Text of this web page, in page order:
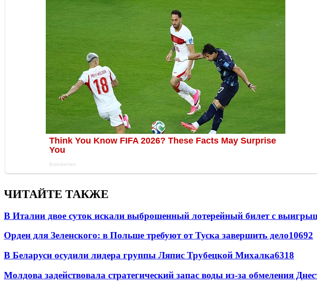
ЧИТАЙТЕ ТАКЖЕ
В Италии двое суток искали выброшенный лотерейный билет с
Орден для Зеленского: в Польше требуют от Туска завершить дело10692
В Беларуси осудили лидера группы Ляпис Трубецкой Михалка6318
Молдова задействовала стратегический запас воды из-за обмеления